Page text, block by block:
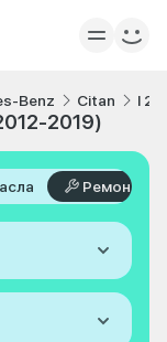
Benz Citan I
2019)
Ремонт